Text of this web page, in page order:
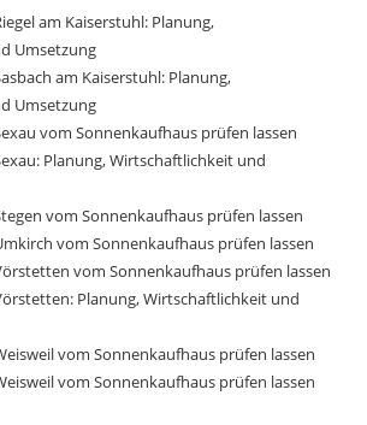
am Kaiserstuhl: Planung,
Umsetzung
am Kaiserstuhl: Planung,
Umsetzung
vom Sonnenkaufhaus prüfen lassen
Planung, Wirtschaftlichkeit und
vom Sonnenkaufhaus prüfen lassen
vom Sonnenkaufhaus prüfen lassen
vom Sonnenkaufhaus prüfen lassen
Planung, Wirtschaftlichkeit und
vom Sonnenkaufhaus prüfen lassen
vom Sonnenkaufhaus prüfen lassen